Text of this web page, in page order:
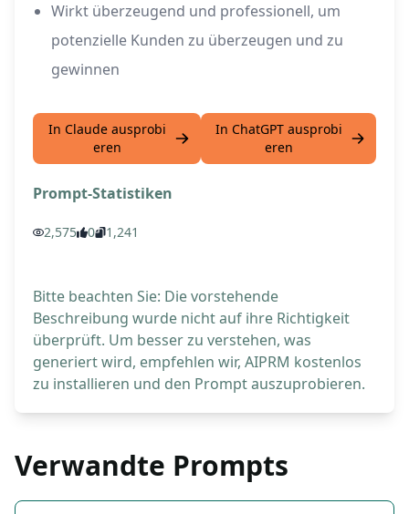
Wirkt überzeugend und professionell, um
potenzielle Kunden zu überzeugen und zu
gewinnen
In Claude ausprobi
eren
In ChatGPT ausprobi
eren
Prompt-Statistiken
2,575 0 1,241
Bitte beachten Sie: Die vorstehende
Beschreibung wurde nicht auf ihre Richtigkeit
überprüft. Um besser zu verstehen, was
generiert wird, empfehlen wir, AIPRM kostenlos
zu installieren und den Prompt auszuprobieren.
Verwandte Prompts